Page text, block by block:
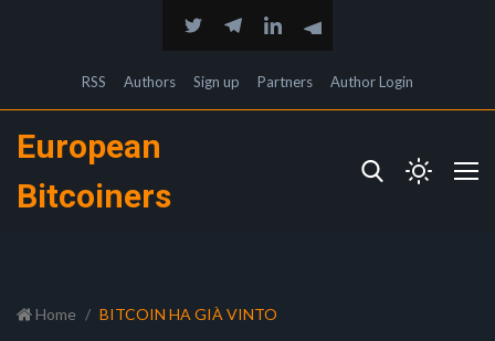
RSS Authors Sign up Partners Author Login
European
Bitcoiners
Home BITCOIN HA GIÀ VINTO